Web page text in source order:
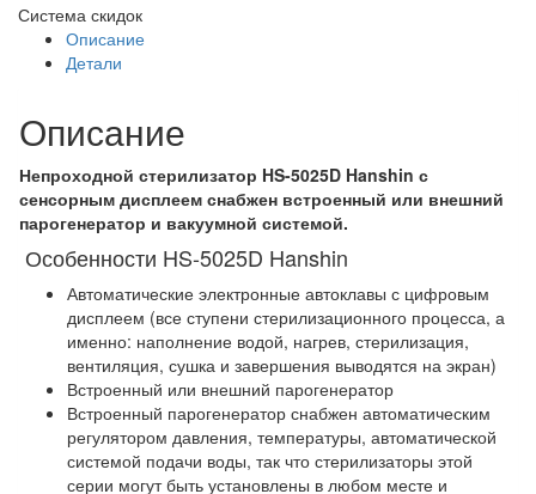
Система скидок
Описание
Детали
Описание
Непроходной стерилизатор HS-5025D Hanshin с
сенсорным дисплеем снабжен встроенный или внешний
парогенератор и вакуумной системой.
Особенности HS-5025D Hanshin
Автоматические электронные автоклавы с цифровым
дисплеем (все ступени стерилизационного процесса, а
именно: наполнение водой, нагрев, стерилизация,
вентиляция, сушка и завершения выводятся на экран)
Встроенный или внешний парогенератор
Встроенный парогенератор снабжен автоматическим
регулятором давления, температуры, автоматической
системой подачи воды, так что стерилизаторы этой
серии могут быть установлены в любом месте и